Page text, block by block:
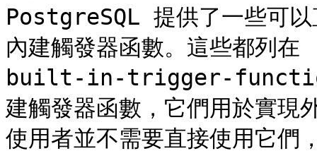
PostgreSQL 提供了一些可以
內建觸發器函數。這些都
built-in-trigger-
建觸發器函數，它們用於實現
使用者並不需要直接使用它們